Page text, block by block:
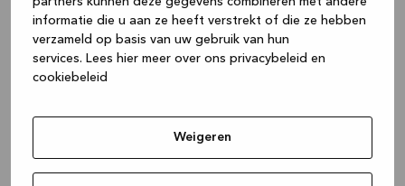
informatie die u aan ze heeft verstrekt of die ze hebben
verzameld op basis van uw gebruik van hun
services. Lees hier meer over ons privacybeleid en
cookiebeleid
Weigeren
(see the browser console for more
information).